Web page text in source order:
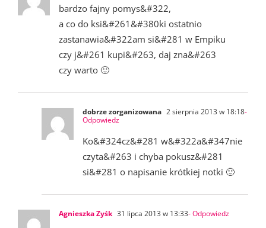
bardzo fajny pomys&#322,
a co do ksi&#261&#380ki ostatnio
zastanawia&#322am si&#281 w Empiku
czy j&#261 kupi&#263, daj zna&#263
czy warto 🙂
dobrze zorganizowana 2 sierpnia 2013 w 18:18-
Odpowiedz
Ko&#324cz&#281 w&#322a&#347nie
czyta&#263 i chyba pokusz&#281
si&#281 o napisanie krótkiej notki 🙂
Agnieszka Zyśk 31 lipca 2013 w 13:33- Odpowiedz